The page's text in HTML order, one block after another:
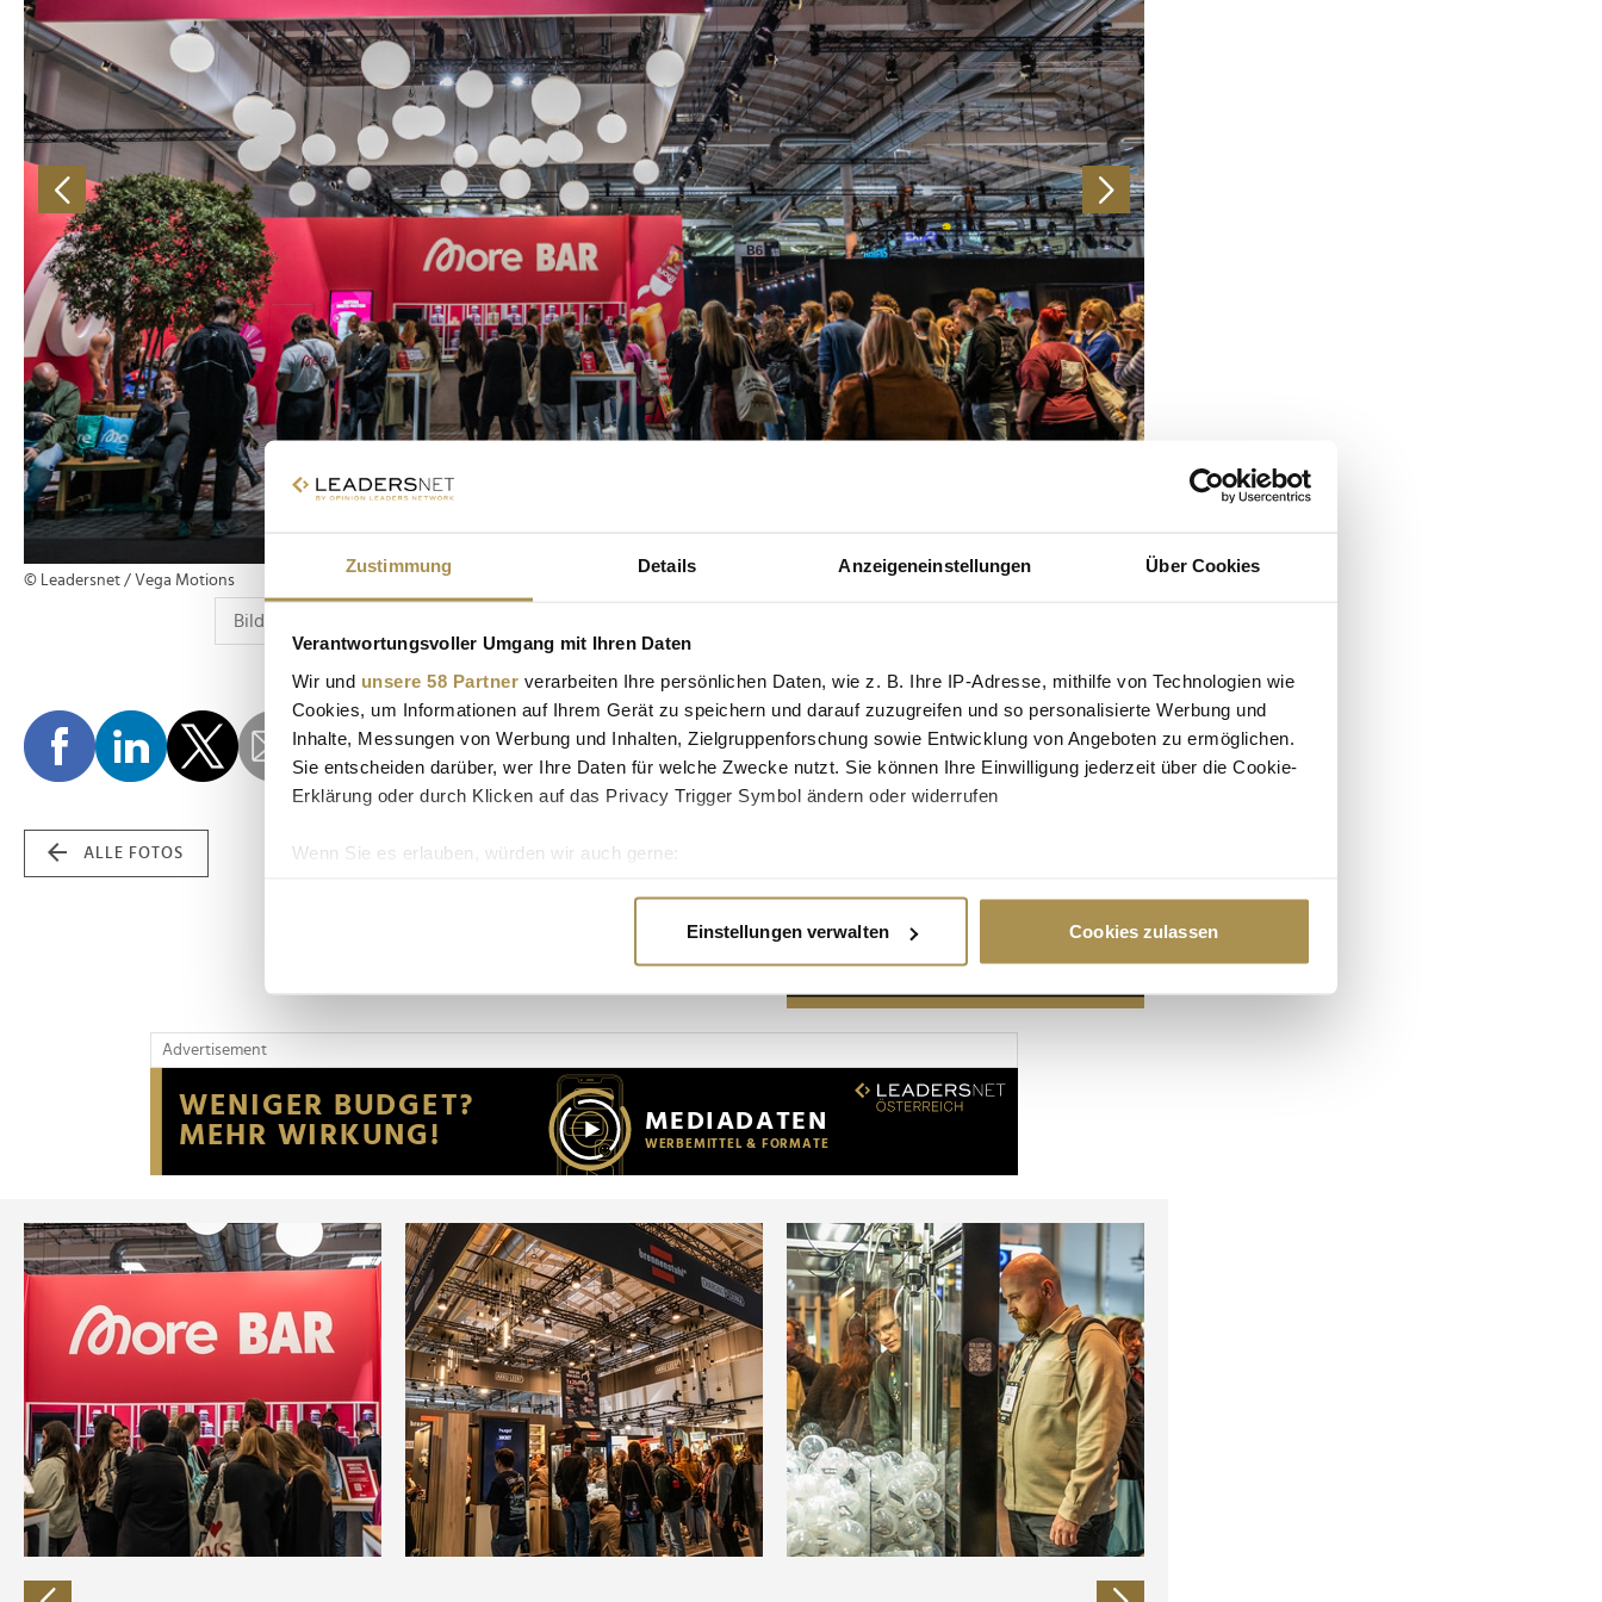
Zustimmung Details Anzeigeneinstellungen Über Cookies
Verantwortungsvoller Umgang mit Ihren Daten
Wir und unsere 58 Partner verarbeiten Ihre persönlichen Daten, wie z. B. Ihre IP-Adresse, mithilfe von Technologien wie
Cookies, um Informationen auf Ihrem Gerät zu speichern und darauf zuzugreifen und so personalisierte Werbung und
Inhalte, Messungen von Werbung und Inhalten, Zielgruppenforschung sowie Entwicklung von Angeboten zu ermöglichen.
Sie entscheiden darüber, wer Ihre Daten für welche Zwecke nutzt. Sie können Ihre Einwilligung jederzeit über die Cookie-
Erklärung oder durch Klicken auf das Privacy Trigger Symbol ändern oder widerrufen
Wenn Sie es erlauben, würden wir auch gerne:
Erfahren Sie mehr darüber, wie Ihre persönlichen Daten verarbeitet werden, und legen Sie Ihre Präferenzen im
Wir verwenden Cookies, um Inhalte und Anzeigen zu personalisieren, Funktionen für soziale Medien anbieten zu können
Website an unsere Partner für soziale Medien, Werbung und Analysen weiter. Unsere Partner führen diese Informationen
möglicherweise mit weiteren Daten zusammen, die Sie ihnen bereitgestellt haben oder die sie im Rahmen Ihrer Nutzung
der Dienste gesammelt haben.
Einstellungen verwalten Cookies zulassen
© Leadersnet / Vega Motions
ALLE FOTOS
Advertisement
Advertisement